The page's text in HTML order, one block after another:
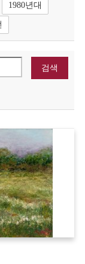
1980년대